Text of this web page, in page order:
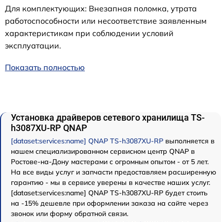
Для комплектующих: Внезапная поломка, утрата
работоспособности или несоответствие заявленным
характеристикам при соблюдении условий
эксплуатации.
Показать полностью
Установка драйверов сетевого хранилища TS-
h3087XU-RP QNAP
[dataset:services:name] QNAP TS-h3087XU-RP выполняется в
нашем специализированном сервисном центр QNAP в
Ростове-на-Дону мастерами с огромным опытом - от 5 лет.
На все виды услуг и запчасти предоставляем расширенную
гарантию - мы в сервисе уверены в качестве наших услуг.
[dataset:services:name] QNAP TS-h3087XU-RP будет стоить
на -15% дешевле при оформлении заказа на сайте через
звонок или форму обратной связи.